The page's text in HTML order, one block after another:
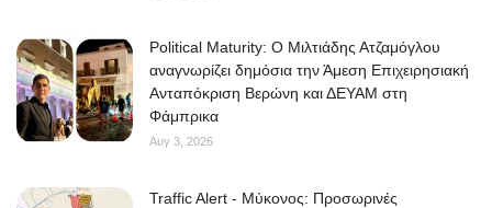
Political Maturity: Ο Μιλτιάδης Ατζαμόγλου
αναγνωρίζει δημόσια την Άμεση Επιχειρησιακή
Ανταπόκριση Βερώνη και ΔΕΥΑΜ στη
Φάμπρικα
Αυγ 3, 2026
Traffic Alert - Μύκονος: Προσωρινές